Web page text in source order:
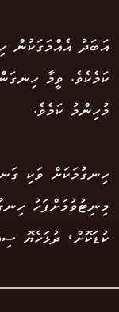
އަބަދު އެއްމަގަކުން
ކަމެކެވެ. ވީމާ
މުހިންމު ކަމެވެ.
މިނިޓުވުމަށްފަހު
ކުޑަކޮށް، ދުޅަހެޔޮ